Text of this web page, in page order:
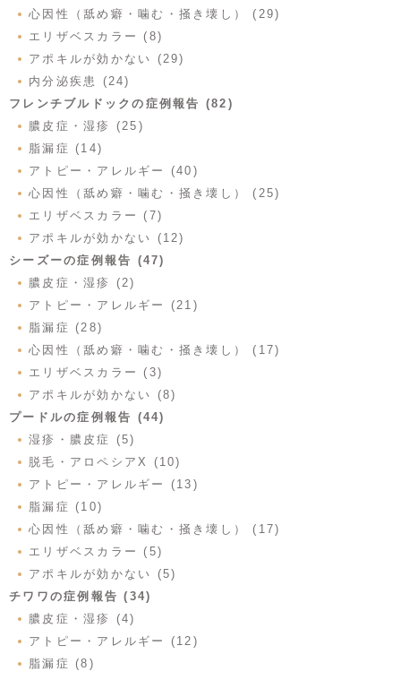
心因性（舐め癖・噛む・掻き壊し） (29)
エリザベスカラー (8)
アポキルが効かない (29)
内分泌疾患 (24)
フレンチブルドックの症例報告 (82)
膿皮症・湿疹 (25)
脂漏症 (14)
アトピー・アレルギー (40)
心因性（舐め癖・噛む・掻き壊し） (25)
エリザベスカラー (7)
アポキルが効かない (12)
シーズーの症例報告 (47)
膿皮症・湿疹 (2)
アトピー・アレルギー (21)
脂漏症 (28)
心因性（舐め癖・噛む・掻き壊し） (17)
エリザベスカラー (3)
アポキルが効かない (8)
プードルの症例報告 (44)
湿疹・膿皮症 (5)
脱毛・アロペシアX (10)
アトピー・アレルギー (13)
脂漏症 (10)
心因性（舐め癖・噛む・掻き壊し） (17)
エリザベスカラー (5)
アポキルが効かない (5)
チワワの症例報告 (34)
膿皮症・湿疹 (4)
アトピー・アレルギー (12)
脂漏症 (8)